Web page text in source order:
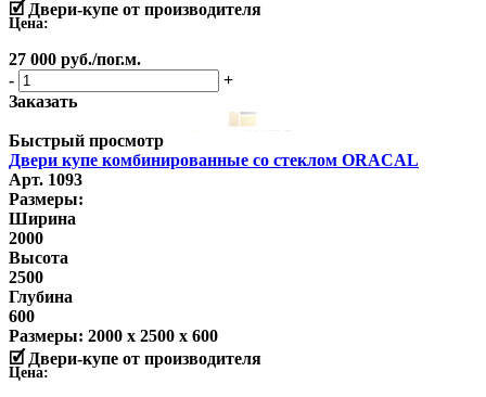
🗹 Двери-купе от производителя
Цена:
27 000 руб./пог.м.
-
+
Заказать
Быстрый просмотр
Двери купе комбинированные со стеклом ORACAL
Арт. 1093
Размеры:
Ширина
2000
Высота
2500
Глубина
600
Размеры: 2000 x 2500 x 600
🗹 Двери-купе от производителя
Цена: